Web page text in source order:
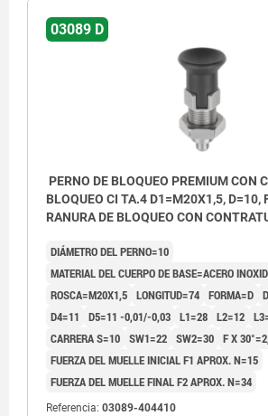
03089 D
PERNO DE BLOQUEO PREMIUM CON
BLOQUEO CI TA.4 D1=M20X1,5, D=10,
RANURA DE BLOQUEO CON
COMP:TERMOPLÁSTICO GRIS
DIÁMETRO DEL PERNO=10
MATERIAL DEL CUERPO DE BASE=ACERO
ROSCA=M20X1,5 LONGITUD=74 FORMA=D
D4=11
D5=11 -0,01/-0,03 L1=28 L2=12
CARRERA S=10 SW1=22 SW2=30 F X
FUERZA DEL MUELLE INICIAL F1 APROX. N=15
FUERZA DEL MUELLE FINAL F2 APROX. N=34
Referencia: 03089-404410